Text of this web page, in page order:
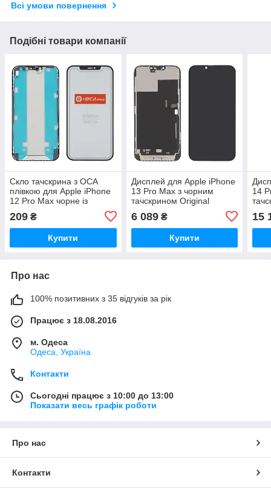
Всі умови повернення
Подібні товари компанії
Скло тачскрина з OCA
плівкою для Apple iPhone
12 Pro Max чорне із
209 ₴
Купити
Дисплей для Apple iPhone
13 Pro Max з чорним
тачскрином Original
6 089₴
Купити
14
15
Про нас
100% позитивних з 35 відгуків за рік
Працює з 18.08.2016
м. Одеса
Одеса, Україна
Контакти
Сьогодні працює з 10:00 до 13:00
Показати весь графік роботи
Про нас
Контакти